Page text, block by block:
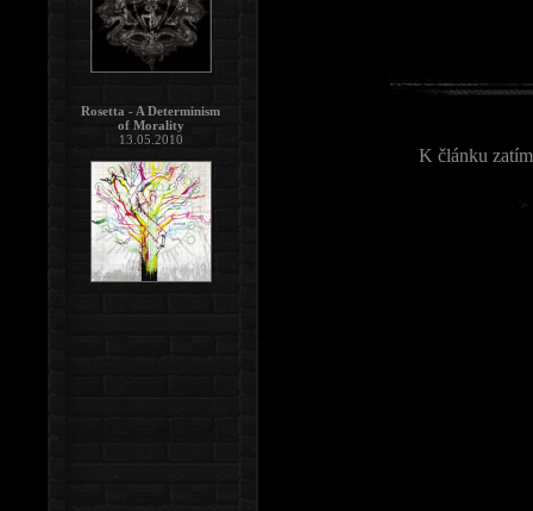
K článku
Rosetta - A Determinism
of Morality
13.05.2010